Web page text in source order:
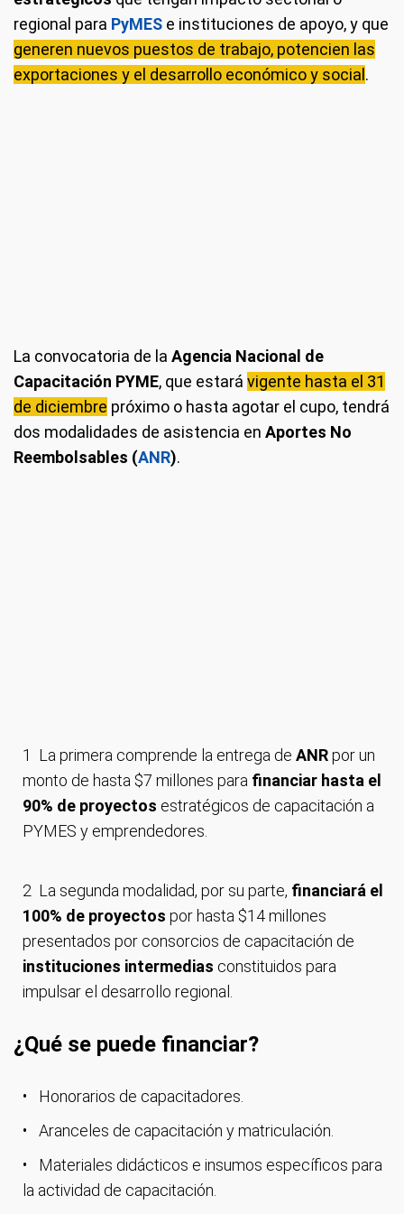
regional para PyMES e instituciones de apoyo, y que
generen nuevos puestos de trabajo, potencien las
exportaciones y el desarrollo económico y social .
La convocatoria de la Agencia Nacional de
Capacitación PYME, que estará vigente hasta el 31
de diciembre próximo o hasta agotar el cupo, tendrá
dos modalidades de asistencia en Aportes No
Reembolsables (ANR).
La primera comprende la entrega de ANRpor un
monto de hasta $7 millones para financiar hasta el
90% de proyectos estratégicos de capacitación a
PYMES y emprendedores.
La segunda modalidad, por su parte, financiará el
100% de proyectos por hasta $14 millones
presentados por consorcios de capacitación de
instituciones intermedias constituidos para
impulsar el desarrollo regional.
¿Qué se puede financiar?
Honorarios de capacitadores.
Aranceles de capacitación y matriculación.
Materiales didácticos e insumos específicos para
la actividad de capacitación.